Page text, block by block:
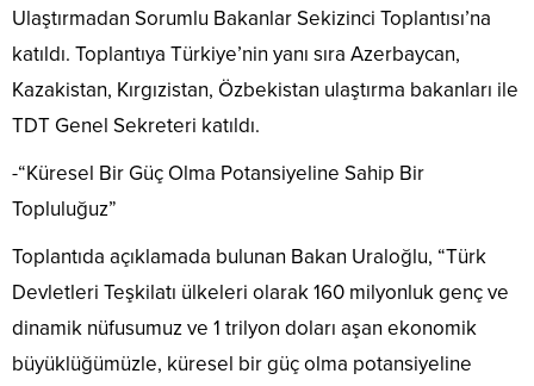
Ulaştırmadan Sorumlu Bakanlar Sekizinci Toplantısı’na
katıldı. Toplantıya Türkiye’nin yanı sıra Azerbaycan,
Kazakistan, Kırgızistan, Özbekistan ulaştırma bakanları ile
TDT Genel Sekreteri katıldı.
-“Küresel Bir Güç Olma Potansiyeline Sahip Bir
Topluluğuz”
Toplantıda açıklamada bulunan Bakan Uraloğlu, “Türk
Devletleri Teşkilatı ülkeleri olarak 160 milyonluk genç ve
dinamik nüfusumuz ve 1 trilyon doları aşan ekonomik
büyüklüğümüzle, küresel bir güç olma potansiyeline